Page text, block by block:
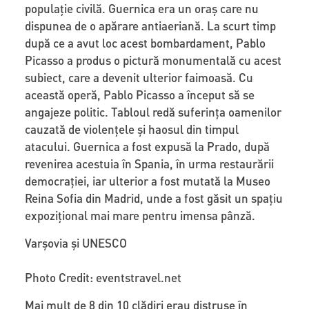
populație civilă. Guernica era un oraș care nu
dispunea de o apărare antiaeriană. La scurt timp
după ce a avut loc acest bombardament, Pablo
Picasso a produs o pictură monumentală cu acest
subiect, care a devenit ulterior faimoasă. Cu
această operă, Pablo Picasso a început să se
angajeze politic. Tabloul redă suferința oamenilor
cauzată de violențele și haosul din timpul
atacului. Guernica a fost expusă la Prado, după
revenirea acestuia în Spania, în urma restaurării
democrației, iar ulterior a fost mutată la Museo
Reina Sofia din Madrid, unde a fost găsit un spațiu
expozițional mai mare pentru imensa pânză.
Varșovia și UNESCO
Photo Credit: eventstravel.net
Mai mult de 8 din 10 clădiri erau distruse în